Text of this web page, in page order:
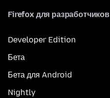
Firefox для разработчиков
Developer Edition
Бета
Бета для Android
Nightly